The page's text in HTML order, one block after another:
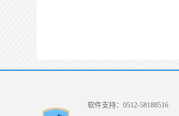
软件支持：0512-58188516